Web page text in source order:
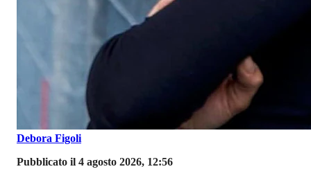
Debora Figoli
Pubblicato il 4 agosto 2026, 12:56